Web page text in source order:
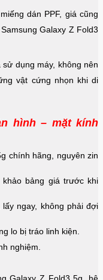
dán PPF, giá cũng
Galaxy Z Fold3
dụng máy, không nên
vật cứng nhọn khi di
hình – mặt kính
chính hãng, nguyên zin
bảng giá trước khi
ngay, không phải đợi
lo bị tráo linh kiện.
nghiệm.
Galaxy Z Fold3 5g, hệ